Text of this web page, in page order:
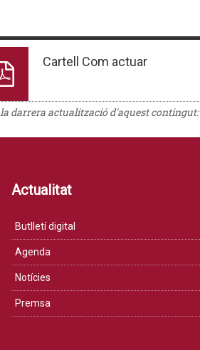
Cartell Com actuar
darrera actualització d'aquest contingut:
Actualitat
Butlletí digital
Agenda
Notícies
Premsa